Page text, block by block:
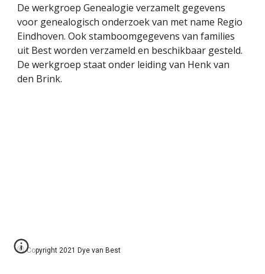
De werkgroep Genealogie verzamelt gegevens
voor genealogisch onderzoek van met name Regio
Eindhoven. Ook stamboomgegevens van families
uit Best worden verzameld en beschikbaar gesteld.
De werkgroep staat onder leiding van Henk van
den Brink.
©Copyright 2021 Dye van Best